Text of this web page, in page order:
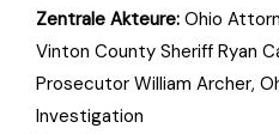
Zentrale Akteure: Ohio
Vinton County Sheriff Ryan
Prosecutor William Archer,
Investigation